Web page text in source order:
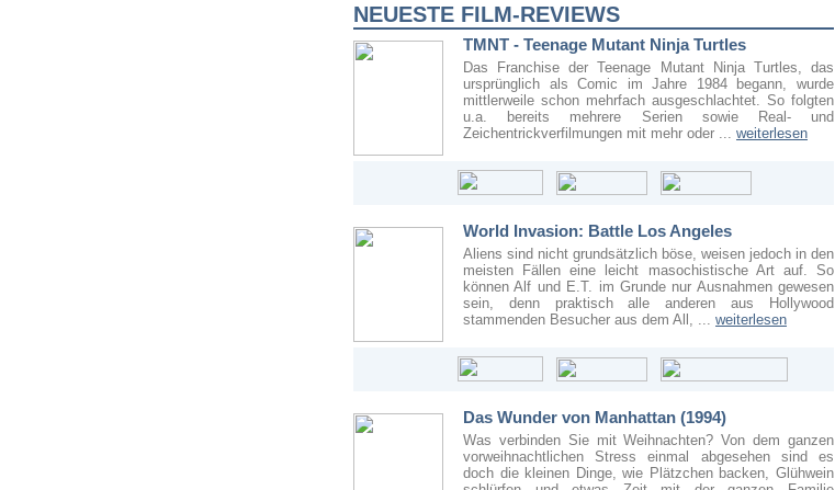
NEUESTE FILM-REVIEWS
TMNT - Teenage Mutant Ninja Turtles
Das Franchise der Teenage Mutant Ninja Turtles, das
ursprünglich als Comic im Jahre 1984 begann, wurde
mittlerweile schon mehrfach ausgeschlachtet. So folgten
u.a. bereits mehrere Serien sowie Real- und
Zeichentrickverfilmungen mit mehr oder ... weiterlesen
World Invasion: Battle Los Angeles
Aliens sind nicht grundsätzlich böse, weisen jedoch in den
meisten Fällen eine leicht masochistische Art auf. So
können Alf und E.T. im Grunde nur Ausnahmen gewesen
sein, denn praktisch alle anderen aus Hollywood
stammenden Besucher aus dem All, ... weiterlesen
Das Wunder von Manhattan (1994)
Was verbinden Sie mit Weihnachten? Von dem ganzen
vorweihnachtlichen Stress einmal abgesehen sind es
doch die kleinen Dinge, wie Plätzchen backen, Glühwein